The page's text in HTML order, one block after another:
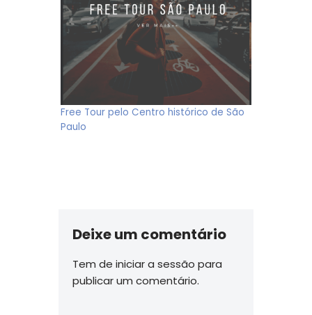
Free Tour pelo Centro histórico de São
Paulo
Deixe um comentário
Tem de iniciar a sessão para
publicar um comentário.